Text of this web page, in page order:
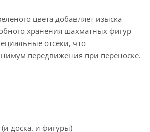
цвета добавляет изыска
хранения шахматных фигур
отсеки, что
передвижения при переноске.
доска. и фигуры)